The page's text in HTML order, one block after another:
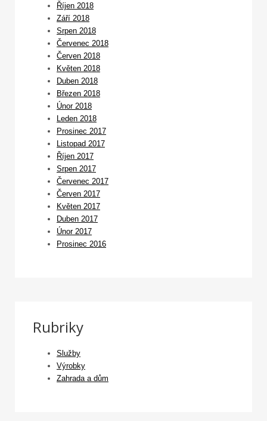
Říjen 2018
Září 2018
Srpen 2018
Červenec 2018
Červen 2018
Květen 2018
Duben 2018
Březen 2018
Únor 2018
Leden 2018
Prosinec 2017
Listopad 2017
Říjen 2017
Srpen 2017
Červenec 2017
Červen 2017
Květen 2017
Duben 2017
Únor 2017
Prosinec 2016
Rubriky
Služby
Výrobky
Zahrada a dům